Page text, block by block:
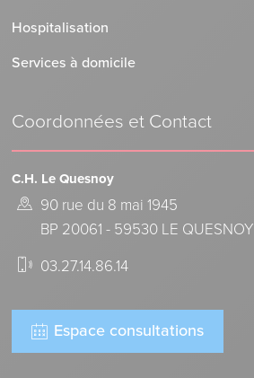
Hospitalisation
Services à domicile
Coordonnées et Contact
C.H. Le Quesnoy
90 rue du 8 mai 1945
BP 20061 - 59530 LE QUESNOY
03.27.14.86.14
Espace consultations